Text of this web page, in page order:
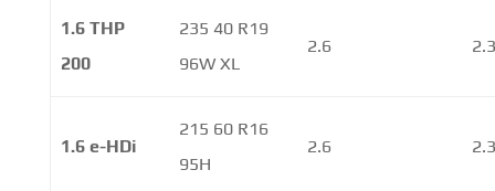
1.6 THP
200
235 40 R19
96W XL
2.6
1.6 e-HDi
215 60 R16
95H
2.6